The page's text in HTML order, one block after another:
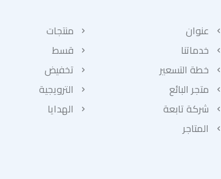
عنوان
خدماتنا
خطة التسعير
متجر البائع
شركة تابعة
المتاجر
منتجات
قسط
تخفيض
الترويجية
الهدايا